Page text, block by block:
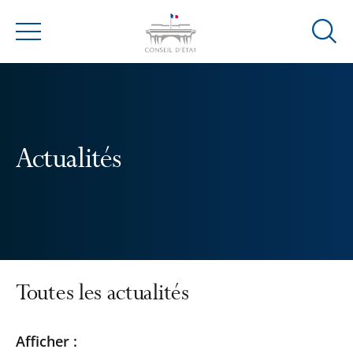
Menu
Ouvrir
Actualités
Toutes les actualités
Passer
Passer
Afficher :